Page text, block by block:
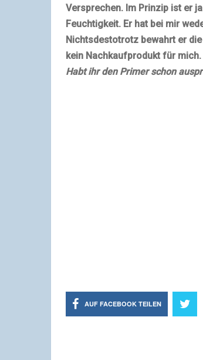
Versprechen. Im Prinzip ist er
Feuchtigkeit. Er hat bei mir
Nichtsdestotrotz bewahrt er
kein Nachkaufprodukt für mich.
Habt ihr den Primer schon
AUF FACEBOOK TEILEN